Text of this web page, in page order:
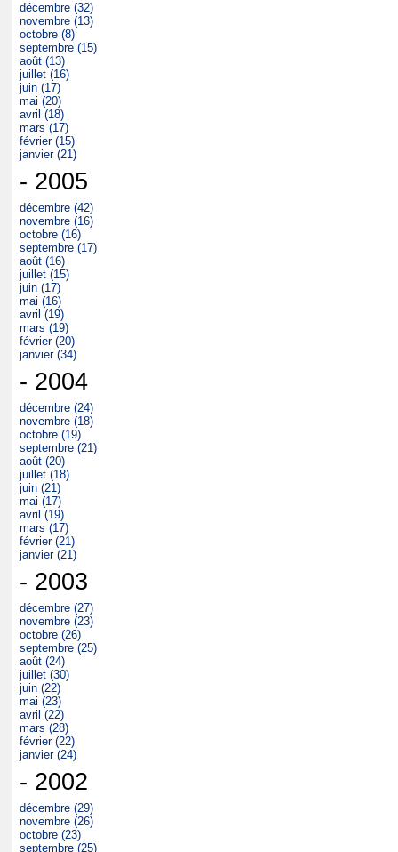
décembre (32)
novembre (13)
octobre (8)
septembre (15)
août (13)
juillet (16)
juin (17)
mai (20)
avril (18)
mars (17)
février (15)
janvier (21)
- 2005
décembre (42)
novembre (16)
octobre (16)
septembre (17)
août (16)
juillet (15)
juin (17)
mai (16)
avril (19)
mars (19)
février (20)
janvier (34)
- 2004
décembre (24)
novembre (18)
octobre (19)
septembre (21)
août (20)
juillet (18)
juin (21)
mai (17)
avril (19)
mars (17)
février (21)
janvier (21)
- 2003
décembre (27)
novembre (23)
octobre (26)
septembre (25)
août (24)
juillet (30)
juin (22)
mai (23)
avril (22)
mars (28)
février (22)
janvier (24)
- 2002
décembre (29)
novembre (26)
octobre (23)
septembre (25)